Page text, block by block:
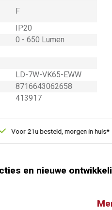
F
IP20
0 - 650 Lumen
LD-7W-VK65-EWW
8716643062658
413917
21u besteld, morgen in huis*
en nieuwe